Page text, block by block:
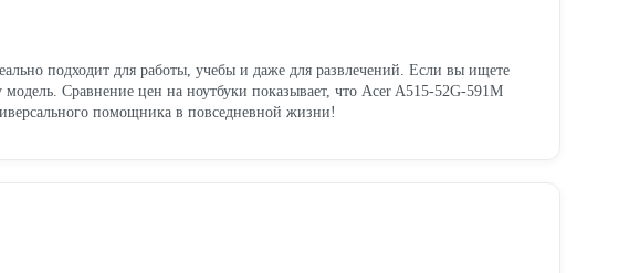
подходит для работы, учебы и даже для развлечений. Если вы ищете
Сравнение цен на ноутбуки показывает, что Acer A515-52G-591M
помощника в повседневной жизни!